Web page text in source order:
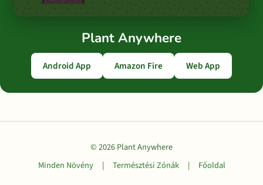
Plant Anywhere
Android App Amazon Fire Web App
© 2026 Plant Anywhere
Minden Növény
| Természtési Zónák | Főoldal